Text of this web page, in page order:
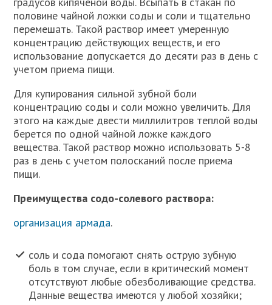
половине чайной ложки соды и соли и тщательно
перемешать. Такой раствор имеет умеренную
концентрацию действующих веществ, и его
использование допускается до десяти раз в день с
учетом приема пищи.
Для купирования сильной зубной боли
концентрацию соды и соли можно увеличить. Для
этого на каждые двести миллилитров теплой воды
берется по одной чайной ложке каждого
вещества. Такой раствор можно использовать 5-8
раз в день с учетом полосканий после приема
пищи.
Преимущества содо-солевого раствора:
организация армада.
соль и сода помогают снять острую зубную
боль в том случае, если в критический момент
отсутствуют любые обезболивающие средства.
Данные вещества имеются у любой хозяйки;